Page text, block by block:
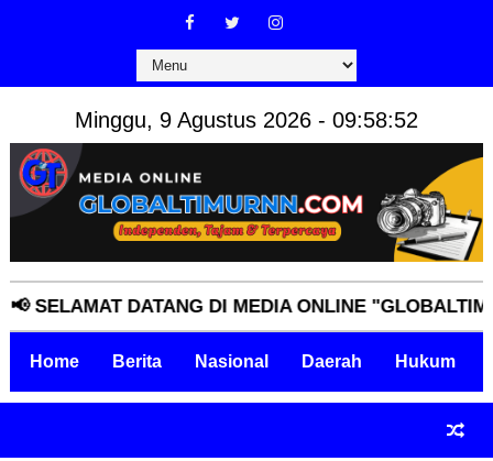
Minggu, 9 Agustus 2026 - 09:58:53
DATANG DI MEDIA ONLINE
Home Berita Nasional Daerah Hukum